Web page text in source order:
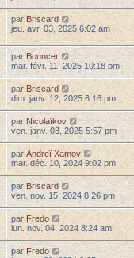
par Briscard
jeu. avr. 03, 2025 6:02 am
par Bouncer
mar. févr. 11, 2025 10:18 pm
par Briscard
dim. janv. 12, 2025 6:16 pm
par Nicolaïkov
ven. janv. 03, 2025 5:57 pm
par Andreï Xamov
mar. déc. 10, 2024 9:02 pm
par Briscard
ven. nov. 15, 2024 8:26 pm
par Fredo
lun. nov. 04, 2024 8:24 am
par Fredo